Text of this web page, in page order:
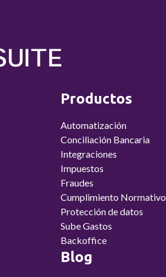
Productos
Automatización
Conciliación Bancaria
Integraciones
Impuestos
Fraudes
Cumplimiento Normativo
Protección de datos
Sube Gastos
Backoffice
Blog